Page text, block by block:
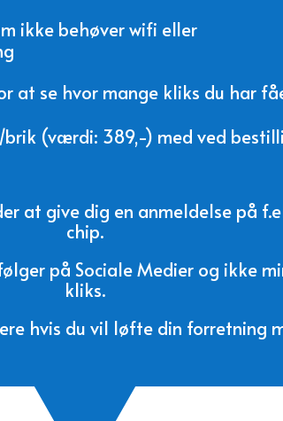
ikke behøver wifi eller
at se hvor mange kliks du har
(værdi: 389,-) med ved
at give dig en anmeldelse på
chip.
på Sociale Medier og ikke
kliks.
hvis du vil løfte din forretning